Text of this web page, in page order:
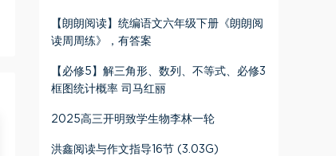
【朗朗阅读】统编语文六年级下册《朗朗阅
读周周练》，有答案
【必修5】解三角形、数列、不等式、必修3
框图统计概率 司马红丽
2025高三开明致学生物李林一轮
洪鑫阅读与作文指导16节 (3.03G)